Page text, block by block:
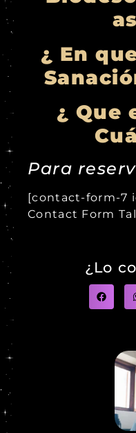
¿ En
¿ Que
Para
[contact-form-7
Contact Form
¿Lo